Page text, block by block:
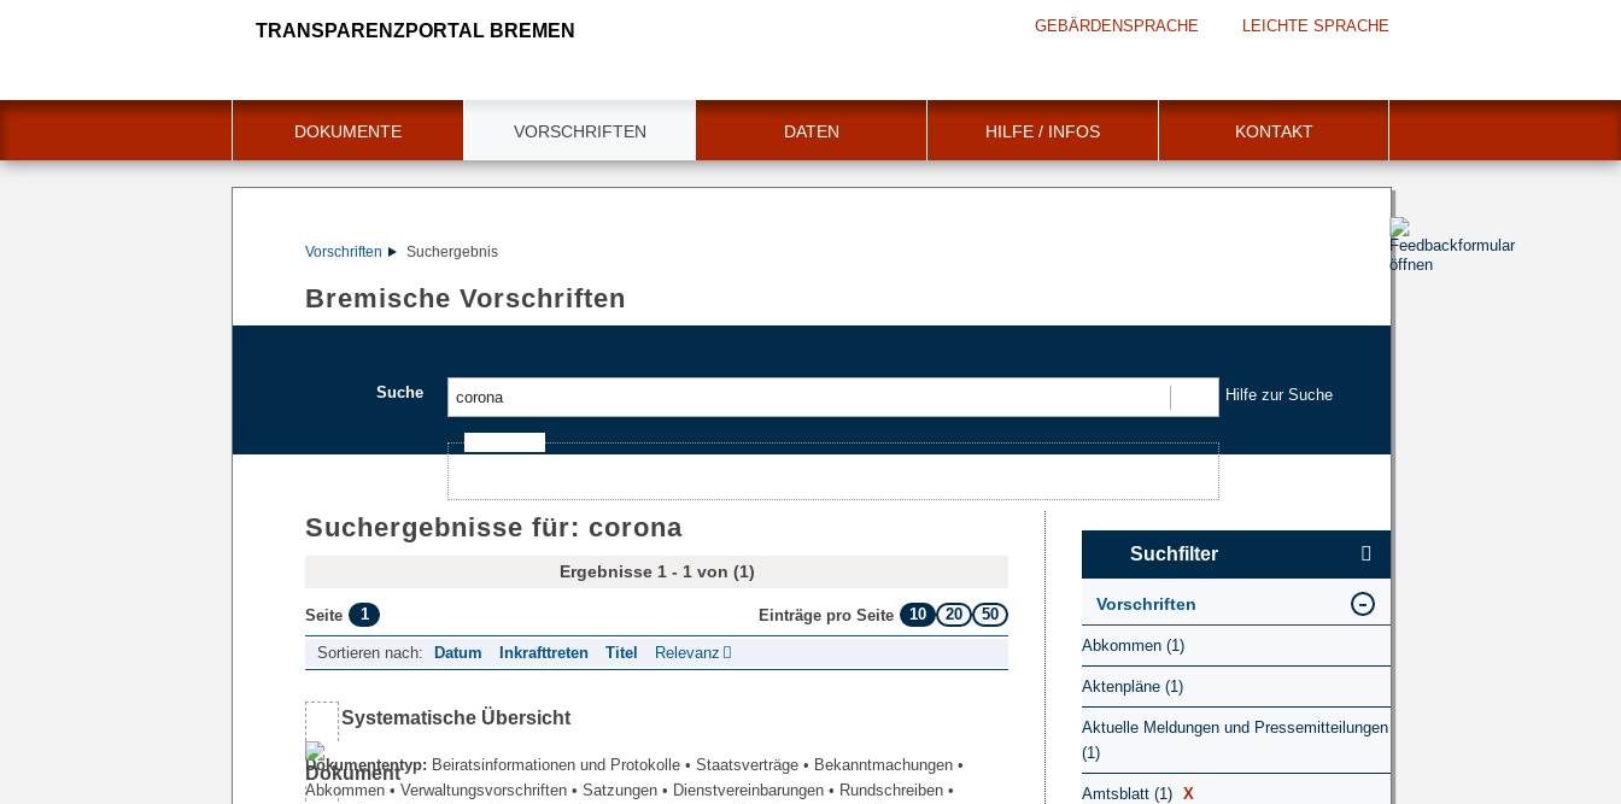
TRANSPARENZPORTAL BREMEN GEBÄRDENSPRACHE LEICHTE SPRACHE
DOKUMENTE VORSCHRIFTEN DATEN HILFE / INFOS KONTAKT
Vorschriften Suchergebnis
Bremische Vorschriften
Suche Hilfe zur Suche
Suchergebnisse für: corona
Ergebnisse 1 - 1 von (1)
Seite 1 Einträge pro Seite 10 20 50
Sortieren nach: Datum Inkrafttreten Titel Relevanz
Systematische Übersicht
Dokumententyp: Beiratsinformationen und Protokolle • Staatsverträge • Bekanntmachungen •
Abkommen • Verwaltungsvorschriften • Satzungen • Dienstvereinbarungen • Rundschreiben •
Suchfilter
Vorschriften
Abkommen (1)
Aktenpläne (1)
Aktuelle Meldungen und Pressemitteilungen
(1)
Amtsblatt (1) X